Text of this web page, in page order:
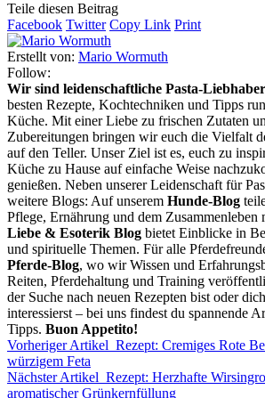
Teile diesen Beitrag
Facebook Twitter Copy Link Print
Erstellt von: Mario Wormuth
Follow:
Wir sind leidenschaftliche Pasta-Liebhaber
besten Rezepte, Kochtechniken und Tipps
Küche. Mit einer Liebe zu frischen Zutaten
Zubereitungen bringen wir euch die Vielfalt
auf den Teller. Unser Ziel ist es, euch zu
Küche zu Hause auf einfache Weise
genießen. Neben unserer Leidenschaft für
weitere Blogs: Auf unserem Hunde-Blog
Pflege, Ernährung und dem Zusammenleben
Liebe & Esoterik Blog bietet Einblicke in
und spirituelle Themen. Für alle
Pferde-Blog, wo wir Wissen und
Reiten, Pferdehaltung und Training
der Suche nach neuen Rezepten bist oder
interessierst – bei uns findest du spannende
Tipps. Buon Appetito!
Vorheriger Artikel Rezept: Cremiges Rote
würzigem Feta
Nächster Artikel Rezept: Herzhafte
aromatischer Grünkernfüllung